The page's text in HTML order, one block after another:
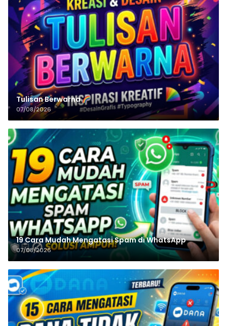
Tulisan‌‌‌‌‌‌‌‌‌‌‌‌‌‌‌‌ Berwarna
07/08/2026
19 Cara Mudah Mengatasi Spam di WhatsApp
07/08/2026